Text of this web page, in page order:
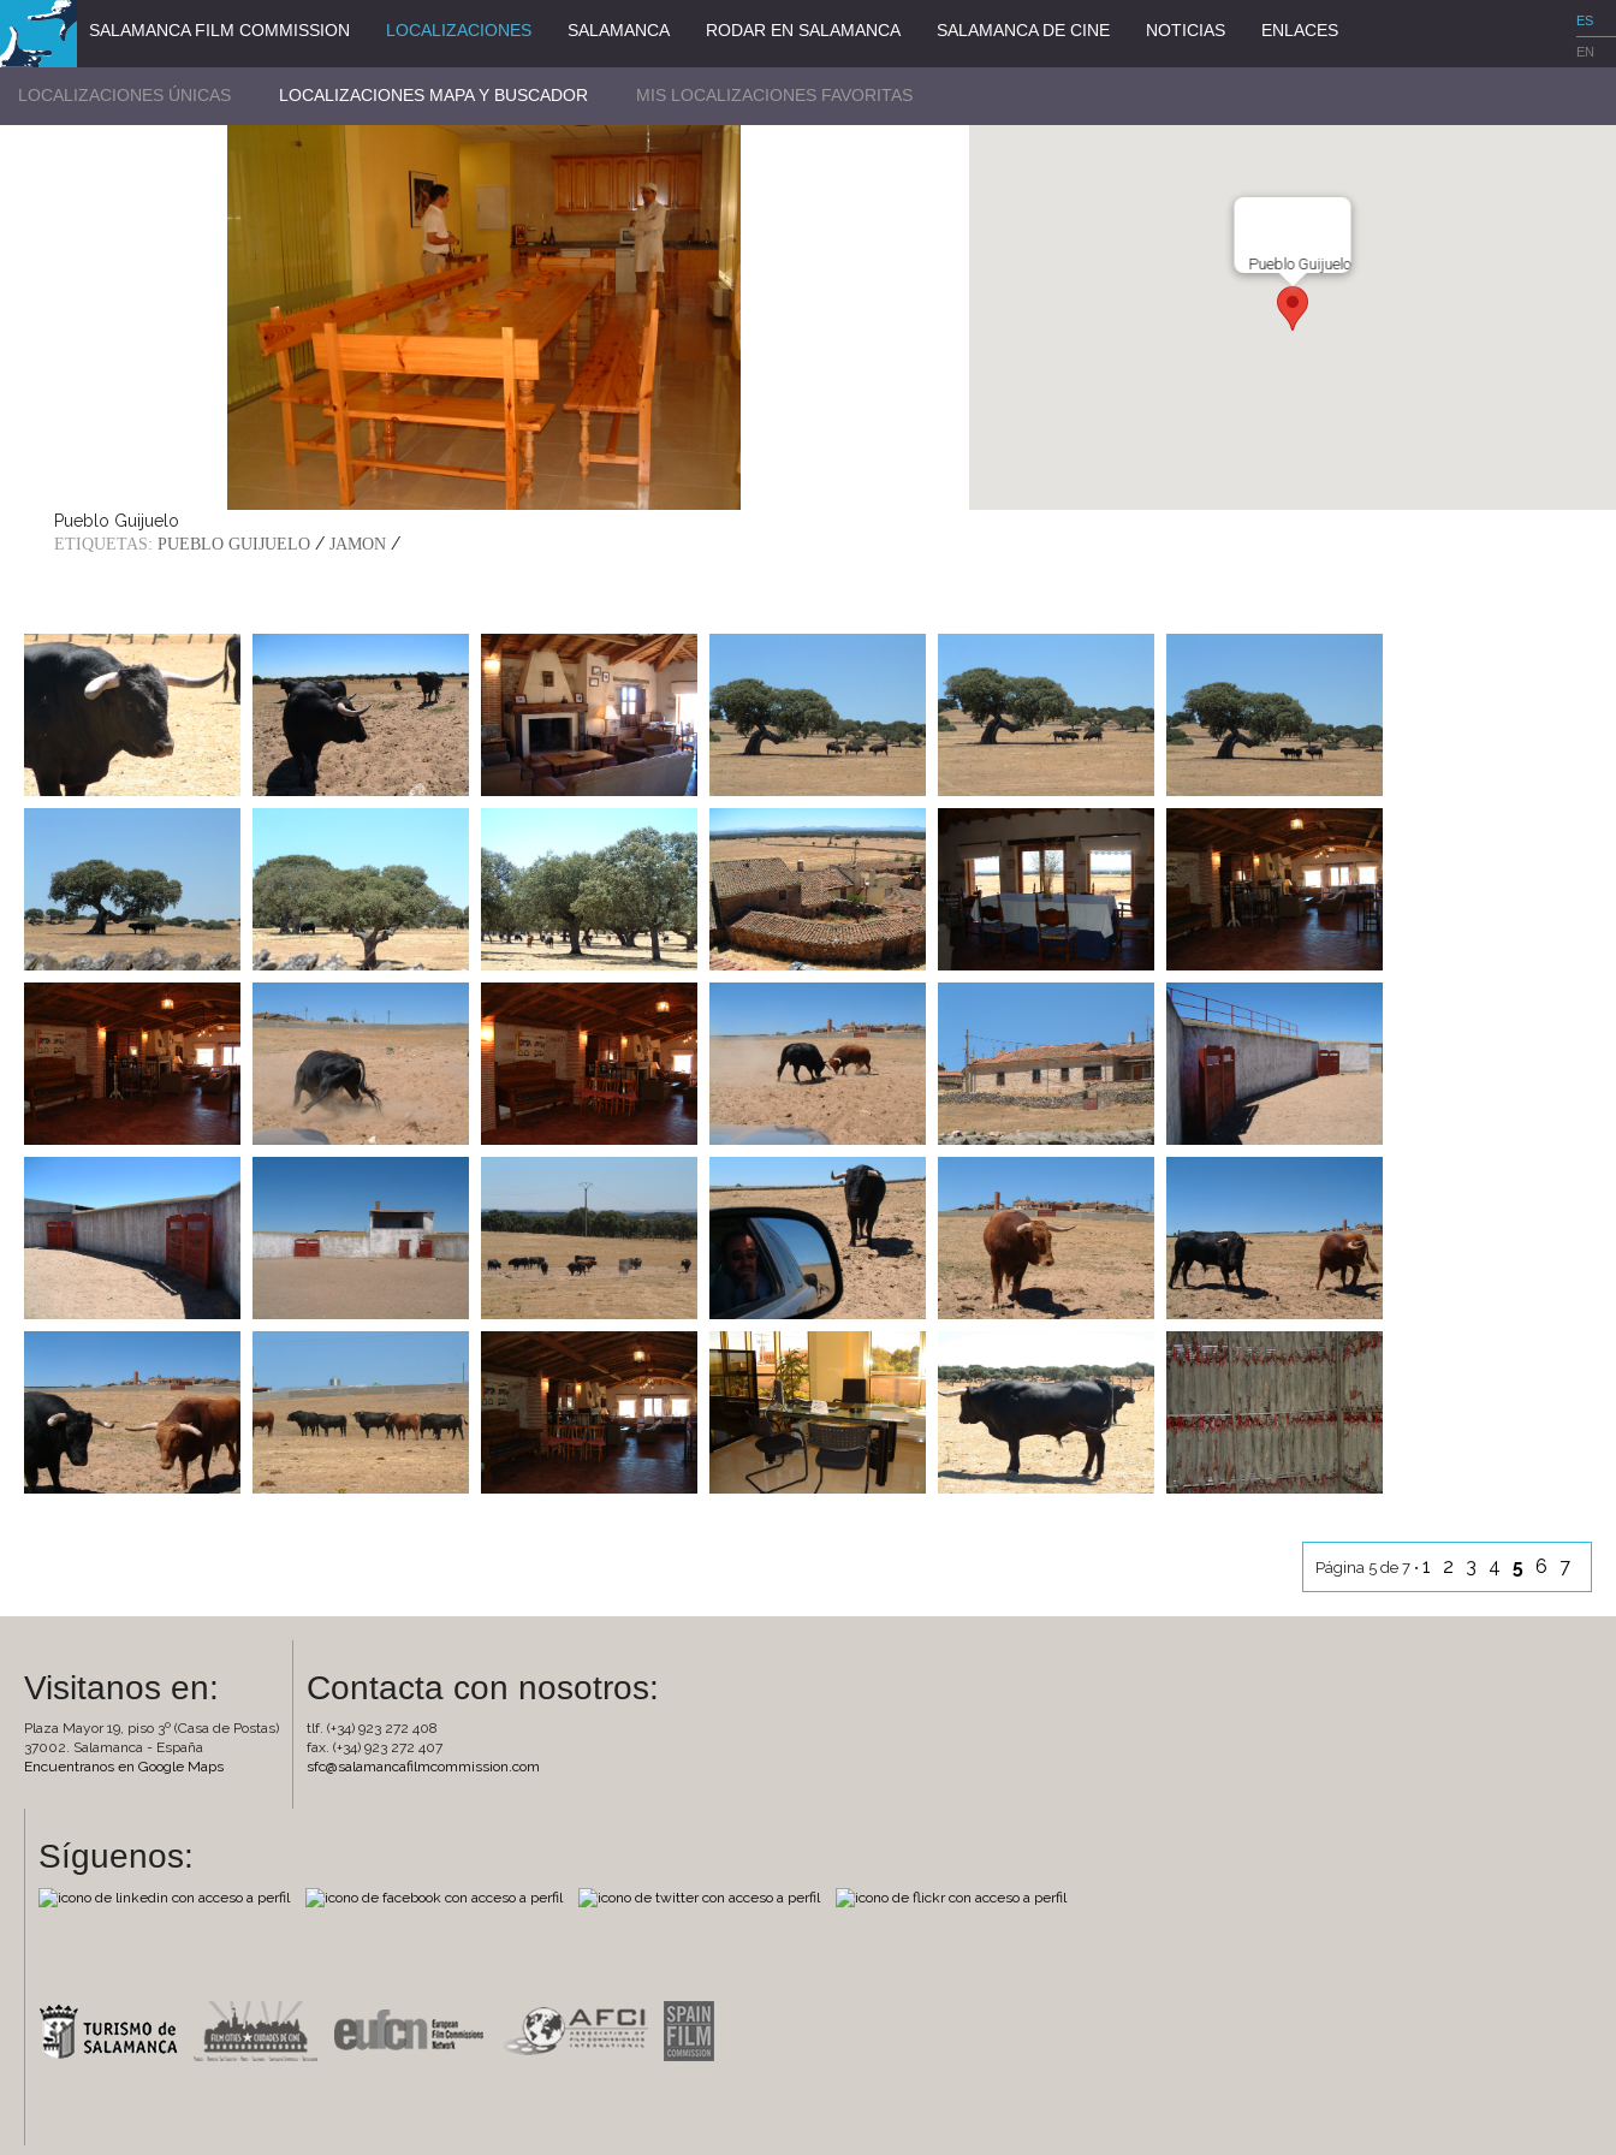
ES
EN
SALAMANCA FILM COMMISSION LOCALIZACIONES SALAMANCA RODAR EN SALAMANCA SALAMANCA DE CINE NOTICIAS ENLACES
LOCALIZACIONES ÚNICAS LOCALIZACIONES MAPA Y BUSCADOR MIS LOCALIZACIONES FAVORITAS
Pueblo Guijuelo
Pueblo Guijuelo
ETIQUETAS: PUEBLO GUIJUELO / JAMON /
Página 5 de 7 • 1 2 3 4 5 6 7
Visitanos en:
Plaza Mayor 19, piso 3º (Casa de Postas)
37002. Salamanca - España
Encuentranos en Google Maps
Contacta con nosotros:
tlf. (+34) 923 272 408
fax. (+34) 923 272 407
sfc@salamancafilmcommission.com
Síguenos: